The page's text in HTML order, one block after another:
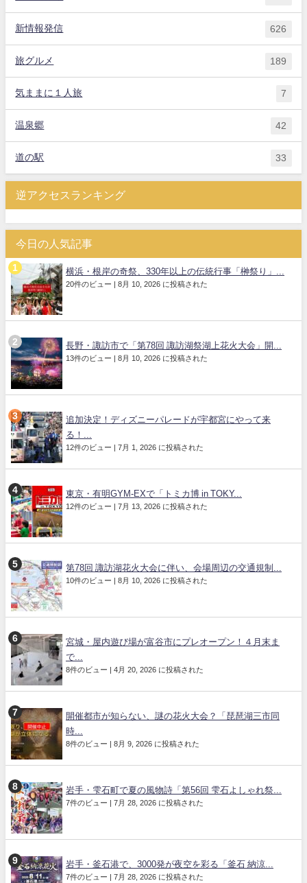
新情報発信 626
旅グルメ 189
気ままに１人旅 7
温泉郷 42
道の駅 33
逆アクセスランキング
今日の人気記事
横浜・根岸の奇祭、330年以上の伝統行事「榊祭り」...
20件のビュー | 8月 10, 2026 に投稿された
長野・諏訪市で「第78回 諏訪湖祭湖上花火大会」開...
13件のビュー | 8月 10, 2026 に投稿された
追加決定！ディズニーパレードが宇都宮にやって来
る！...
12件のビュー | 7月 1, 2026 に投稿された
東京・有明GYM-EXで「トミカ博 in TOKY...
12件のビュー | 7月 13, 2026 に投稿された
第78回 諏訪湖花火大会に伴い、会場周辺の交通規制...
10件のビュー | 8月 10, 2026 に投稿された
宮城・屋内遊び場が富谷市にプレオープン！４月末ま
で...
8件のビュー | 4月 20, 2026 に投稿された
開催都市が知らない、謎の花火大会？「琵琶湖三市同
時...
8件のビュー | 8月 9, 2026 に投稿された
岩手・雫石町で夏の風物詩「第56回 雫石よしゃれ祭...
7件のビュー | 7月 28, 2026 に投稿された
岩手・釜石港で、3000発が夜空を彩る「釜石 納涼...
7件のビュー | 7月 28, 2026 に投稿された